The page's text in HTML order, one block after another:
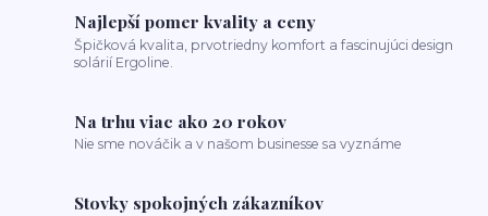
Najlepší pomer kvality a ceny
Špičková kvalita, prvotriedny komfort a fascinujúci design
solárií Ergoline.
Na trhu viac ako 20 rokov
Nie sme nováčik a v našom businesse sa vyznáme
Stovky spokojných zákazníkov